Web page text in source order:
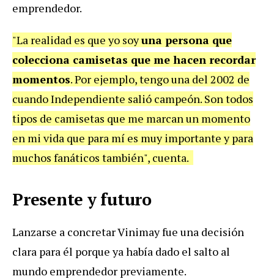
emprendedor.
"La realidad es que yo soyuna persona que
colecciona camisetas que me hacen recordar
momentos. Por ejemplo, tengo una del 2002 de
cuando Independiente salió campeón. Son todos
tipos de camisetas que me marcan un momento
en mi vida que para mí es muy importante y para
muchos fanáticos también", cuenta.
Presente y futuro
Lanzarse a concretar Vinimay fue una decisión
clara para él porque ya había dado el salto al
mundo emprendedor previamente.